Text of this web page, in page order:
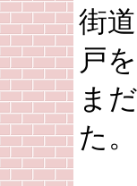
街
戸
ま
た。